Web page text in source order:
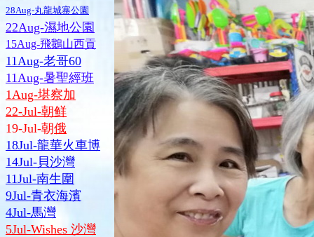
28Aug-丸龍城寨公園
22Aug-濕地公園
15Aug-飛鵝山西貢
11Aug-老哥60
11Aug-暑聖經班
1Aug-堪察加
22-Jul-朝鲜
19-Jul-朝俄
18Jul-龍華火車博
14Jul-貝沙灣
11Jul-南生圍
9Jul-青衣海濱
4Jul-馬灣
5Jul-Wishes 沙灣